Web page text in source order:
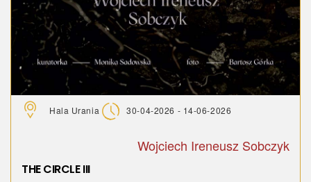
Hala Urania 30-04-2026 - 14-06-2026
Wojciech Ireneusz Sobczyk
THE CIRCLE III